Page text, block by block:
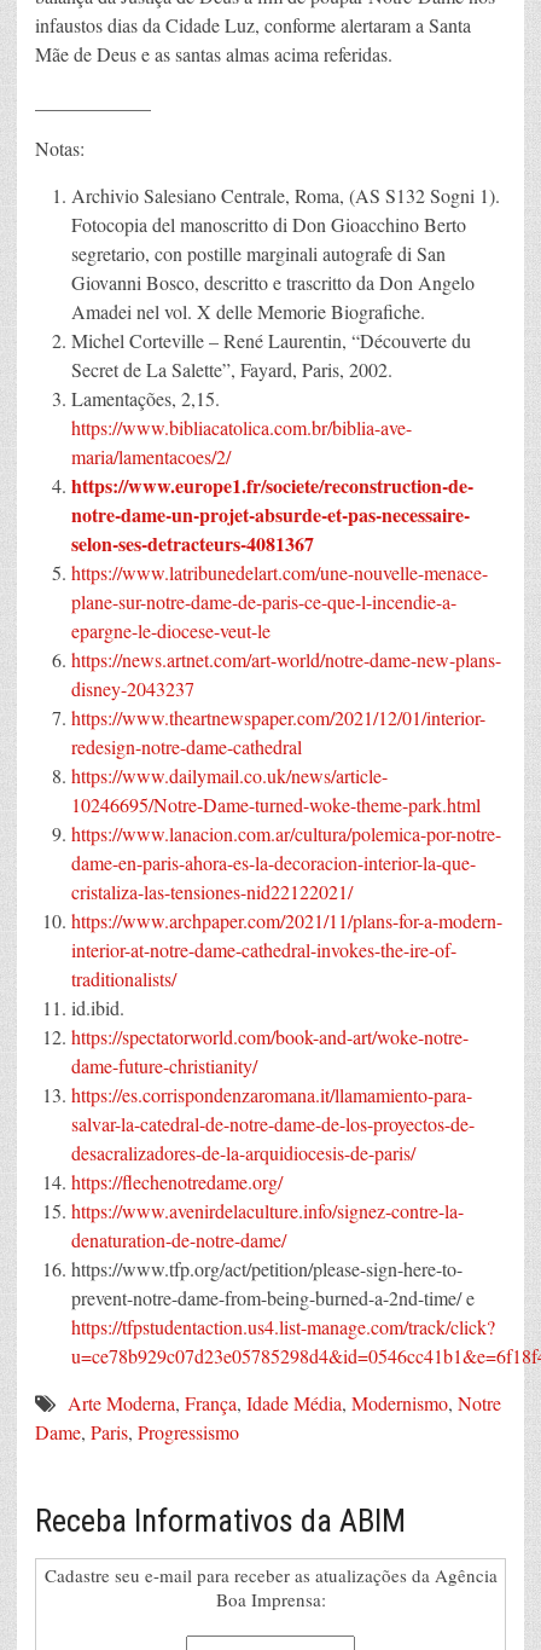
infaustos dias da Cidade Luz, conforme alertaram a Santa
Mãe de Deus e as santas almas acima referidas.
Notas:
Archivio Salesiano Centrale, Roma, (AS S132 Sogni 1).
Fotocopia del manoscritto di Don Gioacchino Berto
segretario, con postille marginali autografe di San
Giovanni Bosco, descritto e trascritto da Don Angelo
Amadei nel vol. X delle Memorie Biografiche.
Michel Corteville – René Laurentin, “Découverte du
Secret de La Salette”, Fayard, Paris, 2002.
Lamentações, 2,15.
https://www.bibliacatolica.com.br/biblia-ave-
maria/lamentacoes/2/
https://www.europe1.fr/societe/reconstruction-de-
notre-dame-un-projet-absurde-et-pas-necessaire-
selon-ses-detracteurs-4081367
https://www.latribunedelart.com/une-nouvelle-menace-
plane-sur-notre-dame-de-paris-ce-que-l-incendie-a-
epargne-le-diocese-veut-le
https://news.artnet.com/art-world/notre-dame-new-plans-
disney-2043237
https://www.theartnewspaper.com/2021/12/01/interior-
redesign-notre-dame-cathedral
https://www.dailymail.co.uk/news/article-
10246695/Notre-Dame-turned-woke-theme-park.html
https://www.lanacion.com.ar/cultura/polemica-por-notre-
dame-en-paris-ahora-es-la-decoracion-interior-la-que-
cristaliza-las-tensiones-nid22122021/
https://www.archpaper.com/2021/11/plans-for-a-modern-
interior-at-notre-dame-cathedral-invokes-the-ire-of-
traditionalists/
id.ibid.
https://spectatorworld.com/book-and-art/woke-notre-
dame-future-christianity/
https://es.corrispondenzaromana.it/llamamiento-para-
salvar-la-catedral-de-notre-dame-de-los-proyectos-de-
desacralizadores-de-la-arquidiocesis-de-paris/
https://flechenotredame.org/
https://www.avenirdelaculture.info/signez-contre-la-
denaturation-de-notre-dame/
https://www.tfp.org/act/petition/please-sign-here-to-
prevent-notre-dame-from-being-burned-a-2nd-time/ e
https://tfpstudentaction.us4.list-manage.com/track/click?
Arte Moderna, França, Idade Média, Modernismo, Notre
Dame, Paris, Progressismo
Receba Informativos da ABIM
Cadastre seu e-mail para receber as atualizações da Agência
Boa Imprensa: